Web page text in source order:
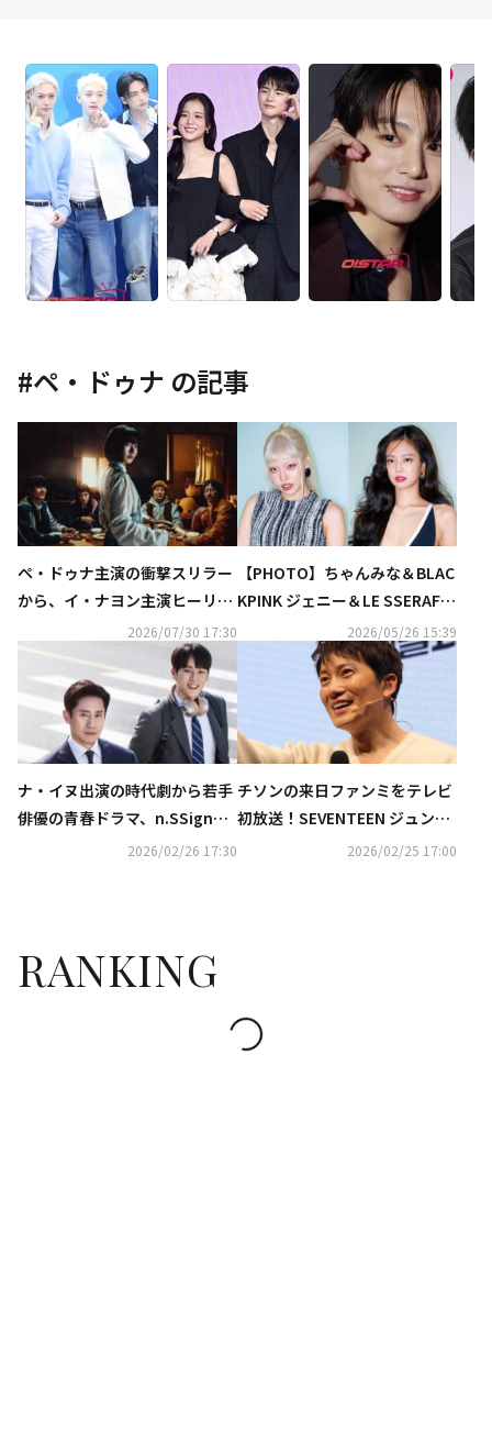
#ペ・ドゥナ の記事
ペ・ドゥナ主演の衝撃スリラー
から、イ・ナヨン主演ヒーリン
グドラマまで！8月のCSホーム
ドラマチャンネルに注目
2026/07/30 17:30
【PHOTO】ちゃんみな＆BLAC
KPINK ジェニー＆LE SSERAFIM
カズハら「シャネル」のイベン
2026/05/26 15:39
ナ・イヌ出演の時代劇から若手
俳優の青春ドラマ、n.SSign特
集まで！3月のCSホームドラマ
2026/02/26 17:30
チソンの来日ファンミをテレビ
初放送！SEVENTEEN ジュン出
演バラエティ＆日本初放送ドラ
2026/02/25 17:00
RANKING